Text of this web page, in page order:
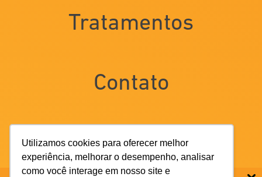
Utilizamos cookies para oferecer melhor
experiência, melhorar o desempenho, analisar
como você interage em nosso site e
Tratamentos
Contato
Trabalhe conosco